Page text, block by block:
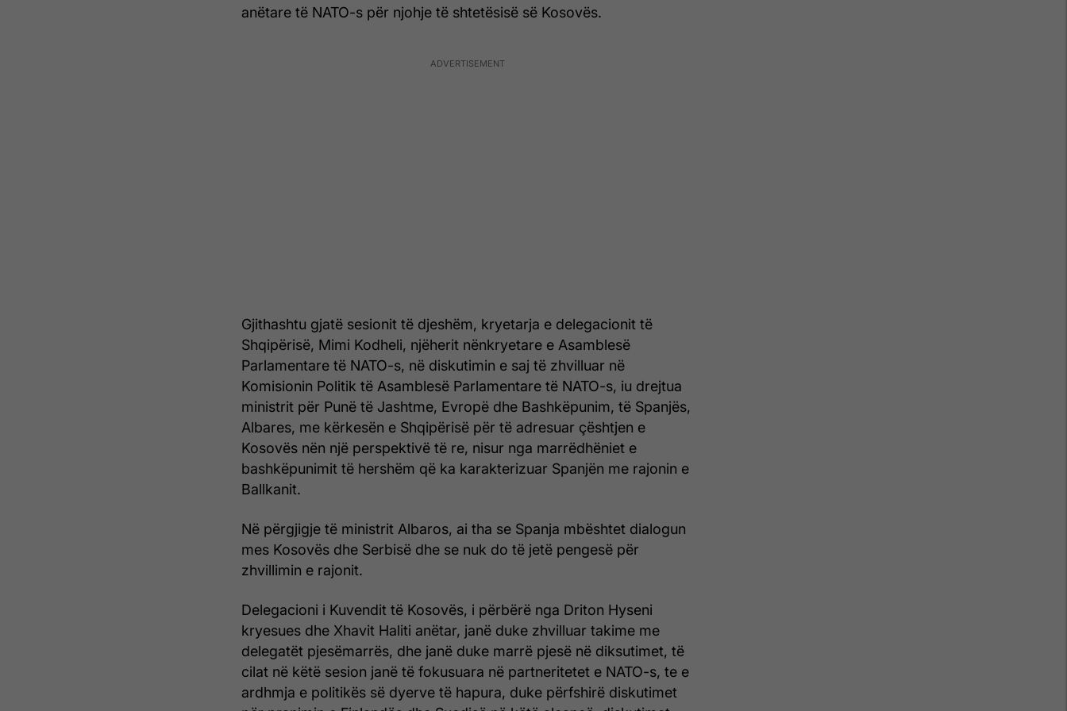
anëtare të NATO-s për njohje të shtetësisë së Kosovës.
Gjithashtu gjatë sesionit të djeshëm, kryetarja e delegacionit të
Shqipërisë, Mimi Kodheli, njëherit nënkryetare e Asamblesë
Parlamentare të NATO-s, në diskutimin e saj të zhvilluar në
Komisionin Politik të Asamblesë Parlamentare të NATO-s, iu drejtua
ministrit për Punë të Jashtme, Evropë dhe Bashkëpunim, të Spanjës,
Albares, me kërkesën e Shqipërisë për të adresuar çështjen e
Kosovës nën një perspektivë të re, nisur nga marrëdhëniet e
bashkëpunimit të hershëm që ka karakterizuar Spanjën me rajonin e
Ballkanit.
Në përgjigje të ministrit Albaros, ai tha se Spanja mbështet dialogun
mes Kosovës dhe Serbisë dhe se nuk do të jetë pengesë për
zhvillimin e rajonit.
Delegacioni i Kuvendit të Kosovës, i përbërë nga Driton Hyseni
kryesues dhe Xhavit Haliti anëtar, janë duke zhvilluar takime me
delegatët pjesëmarrës, dhe janë duke marrë pjesë në diksutimet, të
cilat në këtë sesion janë të fokusuara në partneritetet e NATO-s, te e
ardhmja e politikës së dyerve të hapura, duke përfshirë diskutimet